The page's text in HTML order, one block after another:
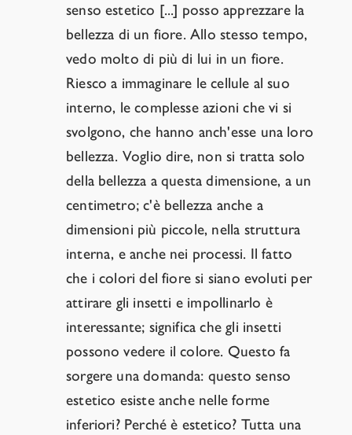
senso estetico [...] posso apprezzare la
bellezza di un fiore. Allo stesso tempo,
vedo molto di più di lui in un fiore.
Riesco a immaginare le cellule al suo
interno, le complesse azioni che vi si
svolgono, che hanno anch'esse una loro
bellezza. Voglio dire, non si tratta solo
della bellezza a questa dimensione, a un
centimetro; c'è bellezza anche a
dimensioni più piccole, nella struttura
interna, e anche nei processi. Il fatto
che i colori del fiore si siano evoluti per
attirare gli insetti e impollinarlo è
interessante; significa che gli insetti
possono vedere il colore. Questo fa
sorgere una domanda: questo senso
estetico esiste anche nelle forme
inferiori? Perché è estetico? Tutta una